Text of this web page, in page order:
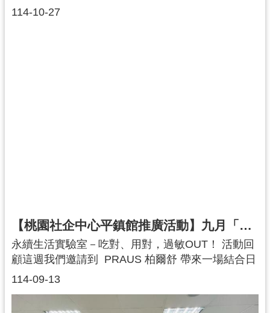
桃
全
政
策
政
114-10-27
燃現場💥，舞台上的每一瞬都精彩紛呈🌟。冠軍選
【桃園社企中心平鎮館推廣活動】九月「生活共感・綠意相伴」永續生活實驗室－吃對、用對，過敏OUT！
114-09-13
永續生活實驗室－吃對、用對，過敏OUT！ 活動回
顧這週我們邀請到 PRAUS 柏爾舒 帶來一場結合日
常健康與永續教育的特別課程課程中帶領大家一步
原再到保養品中潛藏的敏感因子讓參與者不只是動